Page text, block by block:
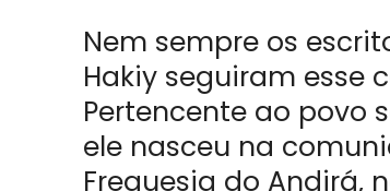
Nem sempre os
Hakiy seguiram esse
Pertencente ao povo
ele nasceu na
Freguesia do Andirá,